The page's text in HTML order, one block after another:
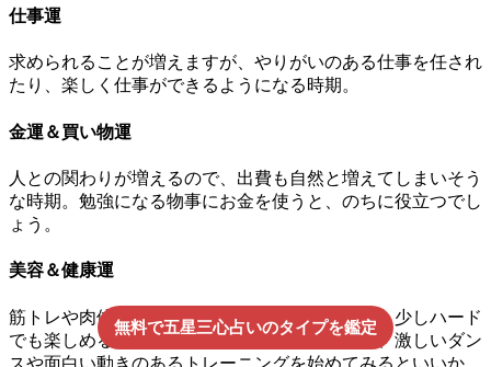
無料で五星三心占いのタイプを鑑定
仕事運
求められることが増えますが、やりがいのある仕事を任され
たり、楽しく仕事ができるようになる時期。
金運＆買い物運
人との関わりが増えるので、出費も自然と増えてしまいそう
な時期。勉強になる物事にお金を使うと、のちに役立つでし
ょう。
美容＆健康運
筋トレや肉体改造をスタートするにはいい運気。少しハード
でも楽しめるなら長く続けられるタイプなので、激しいダン
スや面白い動きのあるトレーニングを始めてみるといいか